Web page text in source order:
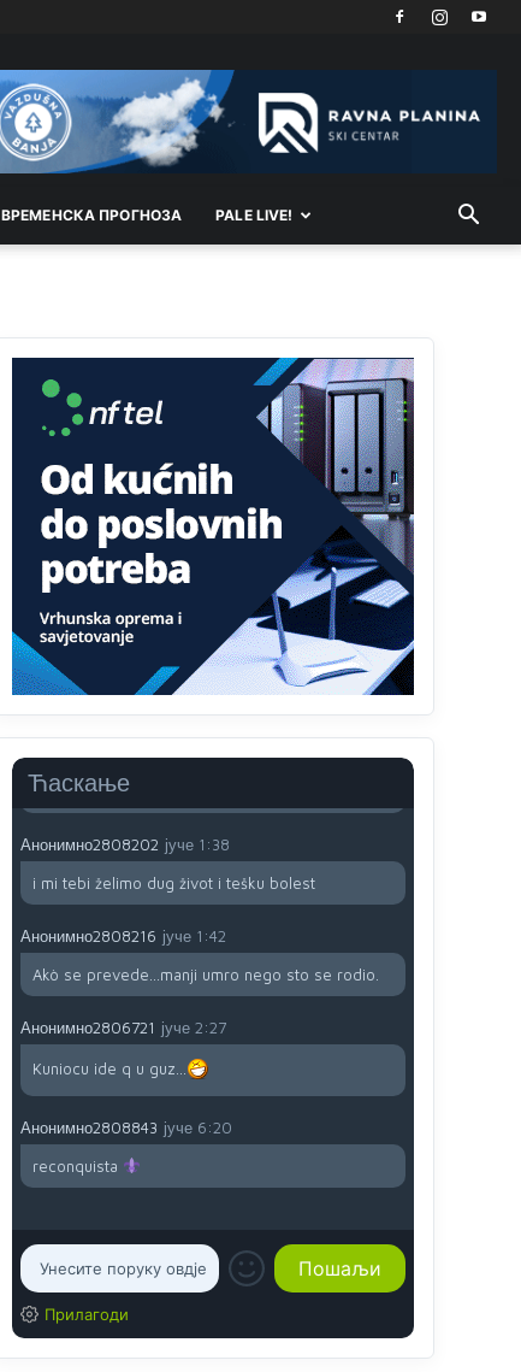
ВРEМEНСКА ПРОГНОЗА PALE LIVE!
Ћаскање
pare a vi se smeškate .Da ne bi možda da vam
šalju poštom a da ne dolaze? Kurko
Анонимно2807791 јуче 11:39
Drzi pod kontrolom tri stvari jezik,karakter i
ponasanje...Uzivotu brani tri stvari:cast,prijatelja i
zivota iskljuci tri stvari uvredu,neznanje
zavist.Sve dok si ziv gaji tri stvari
dobrotu,pamet i prijateljstvo!!
Анонимно2806721 јуче 12:39
791 BiH nije priznala Kosovo kao nezavisnu
državu jer genocidna tvorevina pravi smetnju a
recimo Srbija je davno
priznala.Na svakom
proizvodu iz Srbije stoji -uvoznik za Kosovo
Анонимно2806721 јуче 12:45
Sve i da se nekim čudom vojska Srbije "vrati" na
koga da brani? A imamo vojsku Kosova kojoj
želimo svako dobro i da se što bolje opreme
Анонимно2808202 јуче 1:38
i mi tebi želimo dug život i tešku bolest
Анонимно2808216 јуче 1:42
Akò se prevede...manji umro nego sto se rodio.
Анонимно2806721 јуче 2:27
Kuniocu ide q u guz...
Анонимно2808843 јуче 6:20
reconquista
Прилагоди